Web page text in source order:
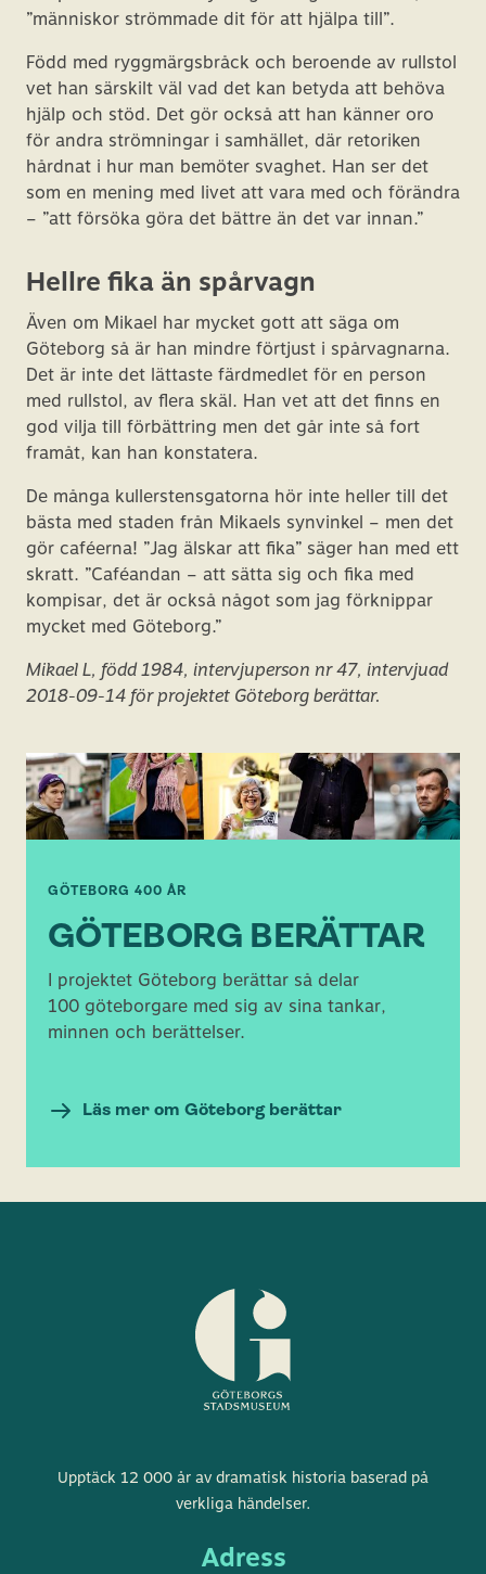
”människor strömmade dit för att hjälpa till”.
Född med ryggmärgsbråck och beroende av rullstol
vet han särskilt väl vad det kan betyda att behöva
hjälp och stöd. Det gör också att han känner oro
för andra strömningar i samhället, där retoriken
hårdnat i hur man bemöter svaghet. Han ser det
som en mening med livet att vara med och förändra
– ”att försöka göra det bättre än det var innan.”
Hellre fika än spårvagn
Även om Mikael har mycket gott att säga om
Göteborg så är han mindre förtjust i spårvagnarna.
Det är inte det lättaste färdmedlet för en person
med rullstol, av flera skäl. Han vet att det finns en
god vilja till förbättring men det går inte så fort
framåt, kan han konstatera.
De många kullerstensgatorna hör inte heller till det
bästa med staden från Mikaels synvinkel – men det
gör caféerna! ”Jag älskar att fika” säger han med ett
skratt. ”Caféandan – att sätta sig och fika med
kompisar, det är också något som jag förknippar
mycket med Göteborg.”
Mikael L, född 1984, intervjuperson nr 47, intervjuad
2018-09-14 för projektet Göteborg berättar.
GÖTEBORG 400 ÅR
GÖTEBORG BERÄTTAR
I projektet Göteborg berättar så delar
100 göteborgare med sig av sina tankar,
minnen och berättelser.
Läs mer om Göteborg berättar
Göteborgs
stadsmuseum
Upptäck 12 000 år av dramatisk historia baserad på
verkliga händelser.
Adress